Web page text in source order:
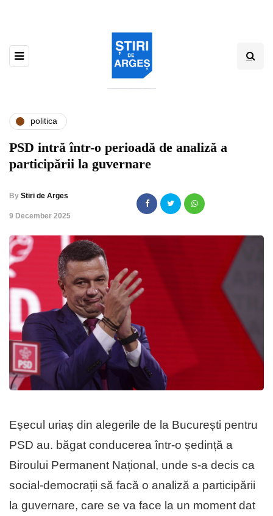
politica
PSD intră într-o perioadă de analiză a
participării la guvernare
By Stiri de Arges
,9 December 2025
Eșecul uriaș din alegerile de la București pentru
PSD au. băgat conducerea într-o ședință a
Biroului Permanent Național, unde s-a decis ca
social-democrații să facă o analiză a participării
la guvernare, care se va face la un moment dat